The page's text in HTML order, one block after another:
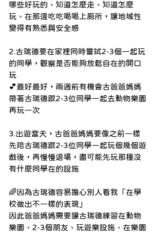
哪些好玩的、知道怎麼走、知道怎麼
玩、在那邊吃吃喝喝上廁所，讓地域性
變得有熟悉與安全感
2.古瑞德要在家裡同時嘗試2-3個一起玩
的同學，觀察是否能夠放鬆自在的開口
玩
💕最好最好，兩週前有機會古爸爸媽媽
帶著古瑞德跟2-3位同學一起去動物樂園
再玩一次
3.出遊當天，古爸爸媽媽要像之前一樣
先陪古瑞德跟2-3位同學一起玩個幾個遊
戲後，再慢慢退場，盡可能先玩那種沒
有什麼同學在的設施
🌈因為古瑞德容易擔心別人看我「在學
校做出不一樣的表現」
因此爸爸媽媽需要讓古瑞德練習在動物
樂園、2-3個朋友、玩遊樂設施、在樂園